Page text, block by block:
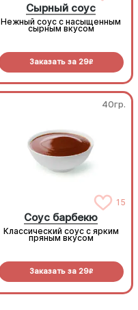
Сырный соус
Нежный соус с насыщенным
сырным вкусом
Заказать за 29R
40гр.
15
Соус барбекю
Классический соус с ярким
пряным вкусом
Заказать за 29R